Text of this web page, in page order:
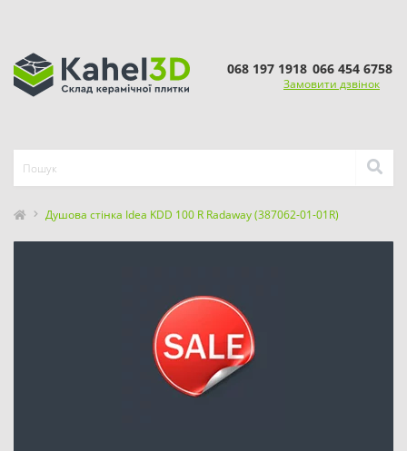
068 197 1918 066 454 6758
Замовити дзвінок
Душова стінка Idea KDD 100 R Radaway (387062-01-01R)